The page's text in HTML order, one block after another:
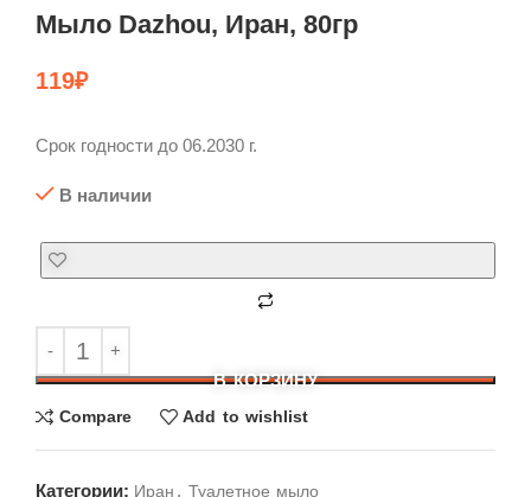
Мыло Dazhou, Иран, 80гр
119₽
Срок годности до 06.2030 г.
В наличии
В КОРЗИНУ
Compare Add to wishlist
Категории: Иран , Туалетное мыло